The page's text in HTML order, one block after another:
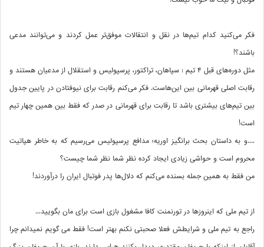
فکر می‌کنید کدام تیم‌ها در نقل و انتقالات موفق‌تر عمل کردند و می‌توانند مدعی
باشند؟!
مثل دوره‌های قبل ۴ تیم : سپاهان، تراکتور، پرسپولیس و استقلال از مدعیان هستند و
رقابت اصلی قهرمانی بین این‌هاست. فکر می‌کنم رقابت برای نیوفتادن در پایین جدول
بین تیم‌های بیشتری باشد تا رقابت برای قهرمانی در صدر که فقط بین همین چهار تیم
است!
....و به داستان بحث برانگیز اوریه؛ مدافع پرسپولیس می‌رسیم که به خاطر هپاتیت
محروم است و حواشی زیادی ایجاد کرده نظر شما نظر شما چیست؟
من فقط به همین جمله بسنده می‌کنم که دلال‌ها پدر فوتبال ایران را درآوردند!
از تیم ملی که اینروزها در تورنمنت کافا مشغول بازی است برای مان بگویید...
راجع به تیم ملی و شرایطش فعلا صحبتی نکنم بهتر است! فقط می گویم نمیدانم چرا